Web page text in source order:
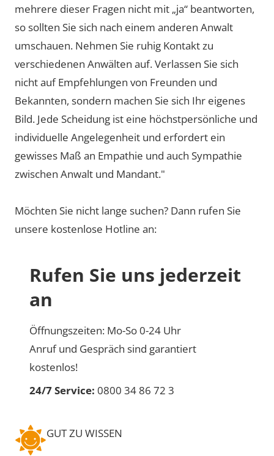
mehrere dieser Fragen nicht mit „ja“ beantworten,
so sollten Sie sich nach einem anderen Anwalt
umschauen. Nehmen Sie ruhig Kontakt zu
verschiedenen Anwälten auf. Verlassen Sie sich
nicht auf Empfehlungen von Freunden und
Bekannten, sondern machen Sie sich Ihr eigenes
Bild. Jede Scheidung ist eine höchstpersönliche und
individuelle Angelegenheit und erfordert ein
gewisses Maß an Empathie und auch Sympathie
zwischen Anwalt und Mandant."
Möchten Sie nicht lange suchen? Dann rufen Sie
unsere kostenlose Hotline an:
Rufen Sie uns jederzeit
an
Öffnungszeiten: Mo-So 0-24 Uhr
Anruf und Gespräch sind garantiert
kostenlos!
24/7 Service: 0800 34 86 72 3
GUT ZU WISSEN